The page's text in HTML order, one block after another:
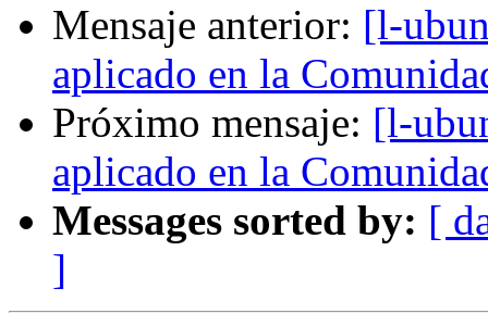
Mensaje anterior: [l-
aplicado en la
Próximo mensaje: [l-
aplicado en la
Messages sorted by: [
]